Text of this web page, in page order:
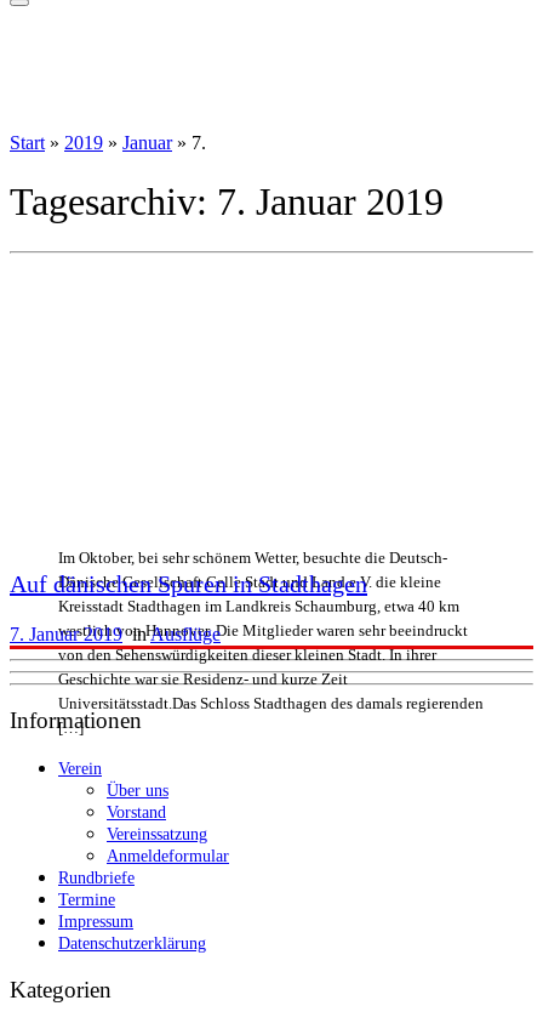
Start » 2019 » Januar » 7.
Tagesarchiv: 7. Januar 2019
Im Oktober, bei sehr schönem Wetter, besuchte die Deutsch-
Dänische Gesellschaft Celle Stadt und Land e.V. die kleine
Kreisstadt Stadthagen im Landkreis Schaumburg, etwa 40 km
westlich von Hannover. Die Mitglieder waren sehr beeindruckt
von den Sehenswürdigkeiten dieser kleinen Stadt. In ihrer
Geschichte war sie Residenz- und kurze Zeit
Universitätsstadt.Das Schloss Stadthagen des damals regierenden
[…]
Auf dänischen Spuren in Stadthagen
7. Januar 2019inAusflüge
Informationen
Verein
Über uns
Vorstand
Vereinssatzung
Anmeldeformular
Rundbriefe
Termine
Impressum
Datenschutzerklärung
Kategorien